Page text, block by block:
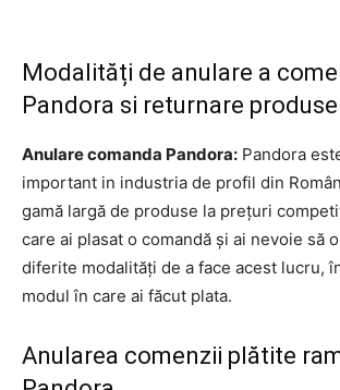
Modalități de anulare a
Pandora si returnare produse
Anulare comanda Pandora: Pandora
important in industria de profil din
gamă largă de produse la prețuri
care ai plasat o comandă și ai nevoie să
diferite modalități de a face acest lucru,
modul în care ai făcut plata.
Anularea comenzii plătite